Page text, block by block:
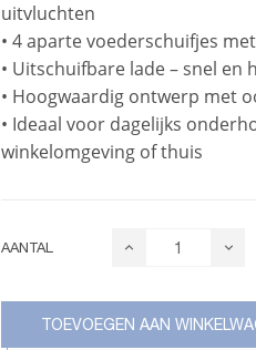
uitvluchten
• 4 aparte voederschuifjes
• Uitschuifbare lade – snel en
• Hoogwaardig ontwerp met
• Ideaal voor dagelijks
winkelomgeving of thuis
AANTAL
TOEVOEGEN AAN